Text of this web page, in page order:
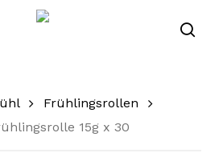
Frühlingsrollen
15g x 30